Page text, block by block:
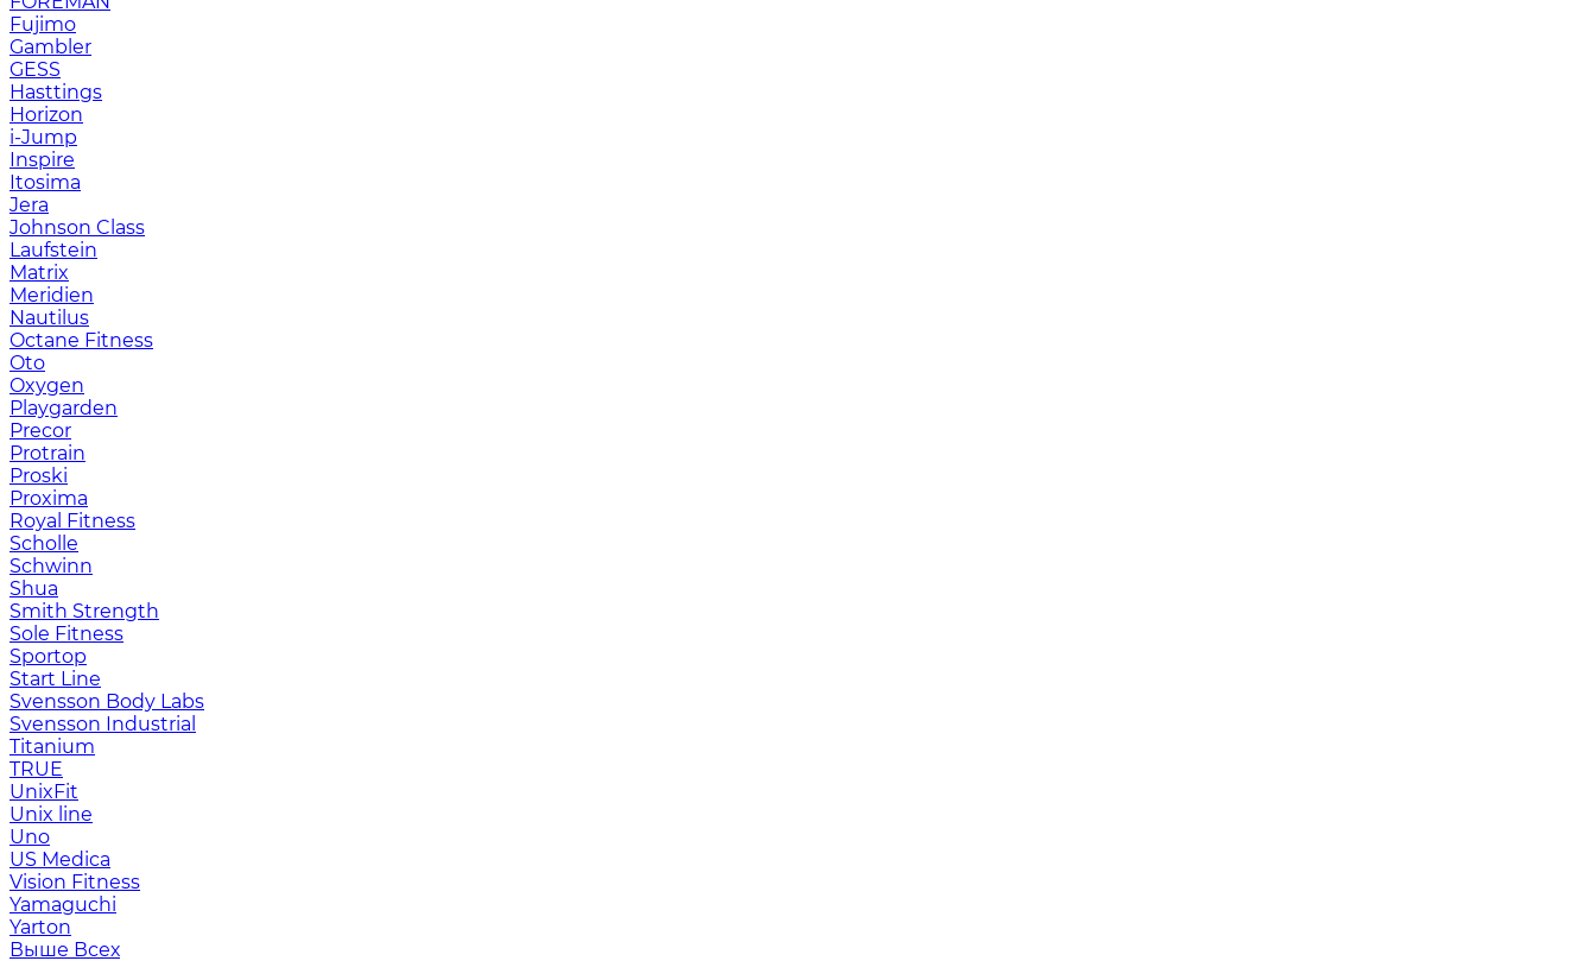
Fujimo
Gambler
GESS
Hasttings
Horizon
i-Jump
Inspire
Itosima
Jera
Johnson Class
Laufstein
Matrix
Meridien
Nautilus
Octane Fitness
Oto
Oxygen
Playgarden
Precor
Protrain
Proski
Proxima
Royal Fitness
Scholle
Schwinn
Shua
Smith Strength
Sole Fitness
Sportop
Start Line
Svensson Body Labs
Svensson Industrial
Titanium
TRUE
UnixFit
Unix line
Uno
US Medica
Vision Fitness
Yamaguchi
Yarton
Выше Всех